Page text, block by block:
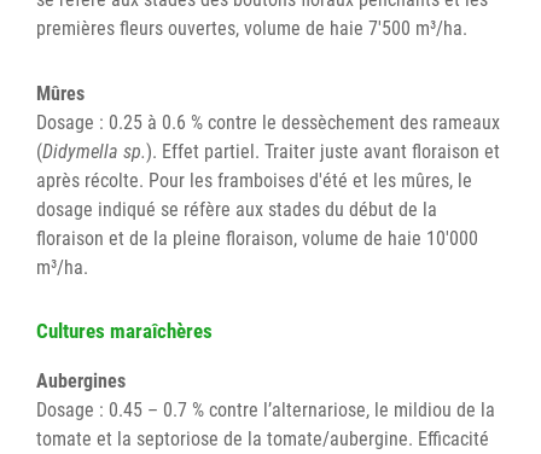
premières fleurs ouvertes, volume de haie 7'500 m³/ha.
Mûres
Dosage : 0.25 à 0.6 % contre le dessèchement des rameaux
(Didymella sp.). Effet partiel. Traiter juste avant floraison et
après récolte. Pour les framboises d'été et les mûres, le
dosage indiqué se réfère aux stades du début de la
floraison et de la pleine floraison, volume de haie 10'000
m³/ha.
Cultures maraîchères
Aubergines
Dosage : 0.45 – 0.7 % contre l’alternariose, le mildiou de la
tomate et la septoriose de la tomate/aubergine. Efficacité